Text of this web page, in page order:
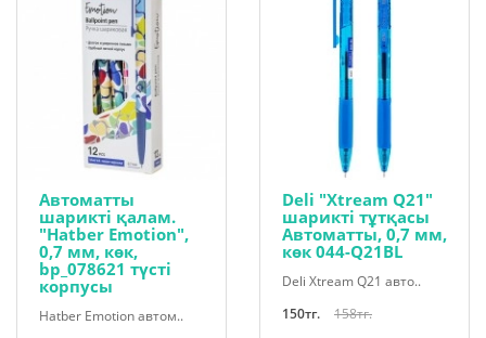
Автоматты
шарикті қалам.
"Hatber Emotion",
0,7 мм, көк,
bp_078621 түсті
корпусы
Hatber Emotion автом..
Deli "Xtream Q21"
шарикті тұтқасы
Автоматты, 0,7 мм,
көк 044-Q21BL
Deli Xtream Q21 авто..
150тг.
158тг.